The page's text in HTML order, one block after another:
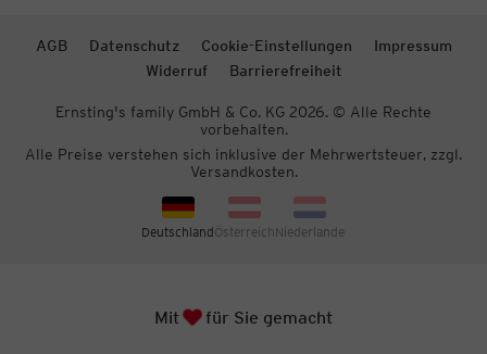
AGB Datenschutz Cookie-Einstellungen
Impressum
Widerruf
Barrierefreiheit
Ernsting's family GmbH & Co. KG 2026. © Alle Rechte
vorbehalten.
Alle Preise verstehen sich inklusive der Mehrwertsteuer, zzgl.
Versandkosten.
DeutschlandÖsterreichNiederlande
MitHerz
für Sie gemacht